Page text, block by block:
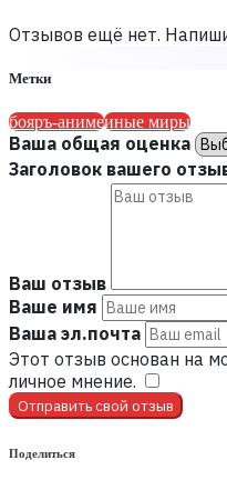
Отзывов ещё нет.
Метки
бояръ-анимеиные миры
Ваша общая оценка
Заголовок вашего
Ваш отзыв
Ваше имя
Ваша эл.почта
Этот отзыв основан на
личное мнение.
Отправить свой отзыв
Поделиться